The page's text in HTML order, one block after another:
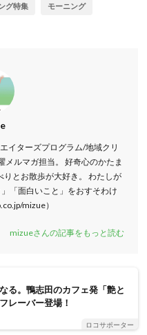
グ特集 モーニング
イターズプログラム/地域クリ
メルマガ担当。 好奇心のかたま
りとお散歩が大好き。 わたしが
「面白いこと」をおすそわけ
mizue）
mizueさんの記事をもっと読む
る。鴨志田のカフェ発「艶と
レーバー登場！
ロコサポーター